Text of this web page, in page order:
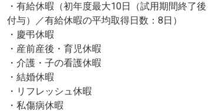
・有給休暇（初年度最大10日（試用期間終了後
付与）／有給休暇の平均取得日数：8日）
・慶弔休暇
・産前産後・育児休暇
・介護・子の看護休暇
・結婚休暇
・リフレッシュ休暇
・私傷病休暇